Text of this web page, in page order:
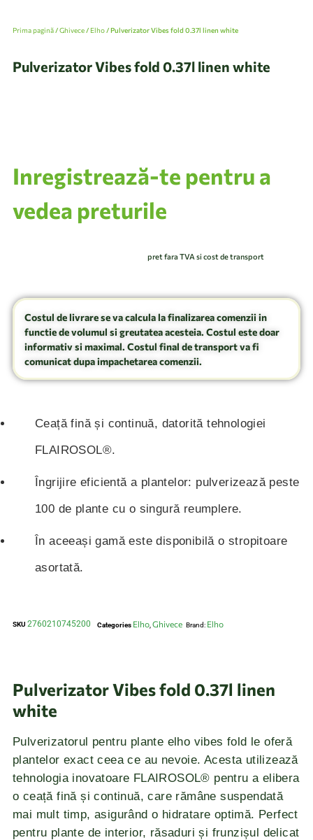
Prima pagină/Ghivece/ Elho/ Pulverizator Vibes fold 0.37l linen white
Pulverizator Vibes fold 0.37l linen white
Inregistrează-te pentru a
vedea preturile
pret fara TVA si cost de transport
Costul de livrare se va calcula la finalizarea comenzii in
functie de volumul si greutatea acesteia. Costul este doar
informativ si maximal. Costul final de transport va fi
comunicat dupa impachetarea comenzii.
Ceață fină și continuă, datorită tehnologiei
FLAIROSOL®.
Îngrijire eficientă a plantelor: pulverizează peste
100 de plante cu o singură reumplere.
În aceeași gamă este disponibilă o stropitoare
asortată.
SKU 2760210745200 Categories Elho Ghivece Brand: Elho
Pulverizator Vibes fold 0.37l linen
white
Pulverizatorul pentru plante elho vibes fold le oferă
plantelor exact ceea ce au nevoie. Acesta utilizează
tehnologia inovatoare FLAIROSOL® pentru a elibera
o ceață fină și continuă, care rămâne suspendată
mai mult timp, asigurând o hidratare optimă. Perfect
pentru plante de interior, răsaduri și frunzișul delicat